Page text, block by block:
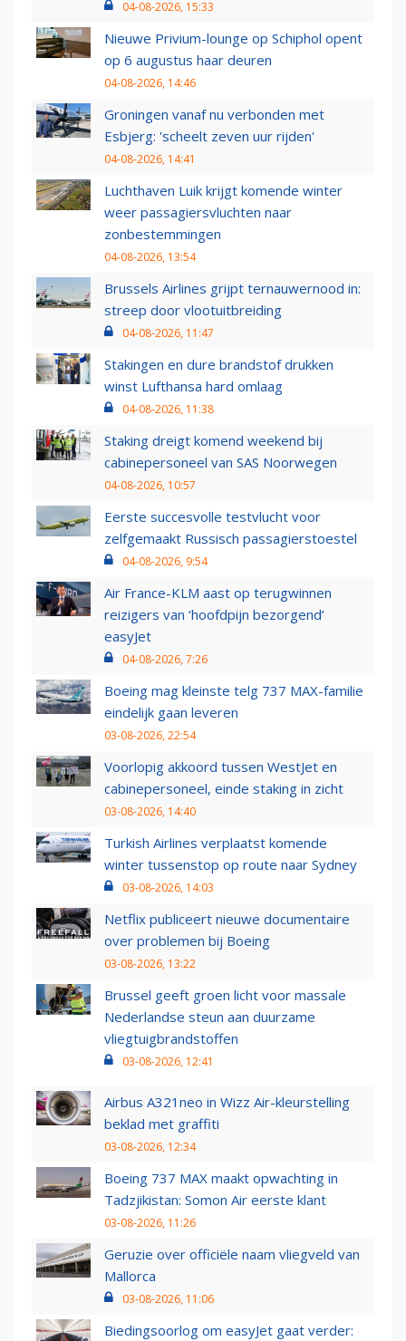
04-08-2026, 15:33
Nieuwe Privium-lounge op Schiphol opent
op 6 augustus haar deuren
04-08-2026, 14:46
Groningen vanaf nu verbonden met
Esbjerg: 'scheelt zeven uur rijden'
04-08-2026, 14:41
Luchthaven Luik krijgt komende winter
weer passagiersvluchten naar
zonbestemmingen
04-08-2026, 13:54
Brussels Airlines grijpt ternauwernood in:
streep door vlootuitbreiding
04-08-2026, 11:47
Stakingen en dure brandstof drukken
winst Lufthansa hard omlaag
04-08-2026, 11:38
Staking dreigt komend weekend bij
cabinepersoneel van SAS Noorwegen
04-08-2026, 10:57
Eerste succesvolle testvlucht voor
zelfgemaakt Russisch passagierstoestel
04-08-2026, 9:54
Air France-KLM aast op terugwinnen
reizigers van ‘hoofdpijn bezorgend’
easyJet
04-08-2026, 7:26
Boeing mag kleinste telg 737 MAX-familie
eindelijk gaan leveren
03-08-2026, 22:54
Voorlopig akkoord tussen WestJet en
cabinepersoneel, einde staking in zicht
03-08-2026, 14:40
Turkish Airlines verplaatst komende
winter tussenstop op route naar Sydney
03-08-2026, 14:03
Netflix publiceert nieuwe documentaire
over problemen bij Boeing
03-08-2026, 13:22
Brussel geeft groen licht voor massale
Nederlandse steun aan duurzame
vliegtuigbrandstoffen
03-08-2026, 12:41
Airbus A321neo in Wizz Air-kleurstelling
beklad met graffiti
03-08-2026, 12:34
Boeing 737 MAX maakt opwachting in
Tadzjikistan: Somon Air eerste klant
03-08-2026, 11:26
Geruzie over officiële naam vliegveld van
Mallorca
03-08-2026, 11:06
Biedingsoorlog om easyJet gaat verder: